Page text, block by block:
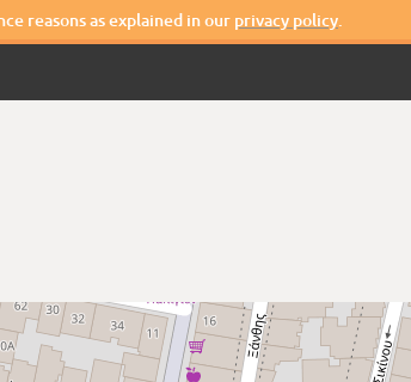
reasons as explained in our privacy policy.